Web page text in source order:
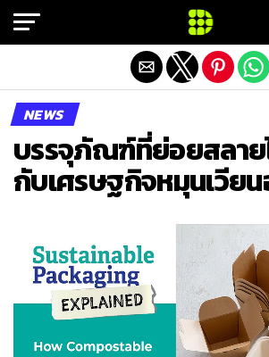
NEWS
บรรจุภัณฑ์ที่ย่อยสลาย
กับเศรษฐกิจหมุนเวียน
Exit mobile version